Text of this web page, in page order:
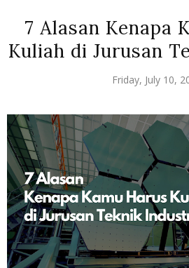
7 Alasan Kenapa
Kuliah di Jurusan
Friday, July 10,